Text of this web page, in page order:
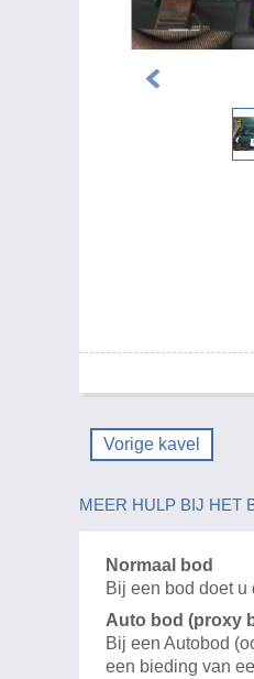
Vorige kavel
MEER HULP BIJ HET
Normaal bod
Bij een bod doet u
Auto bod (proxy
Bij een Autobod
een bieding van